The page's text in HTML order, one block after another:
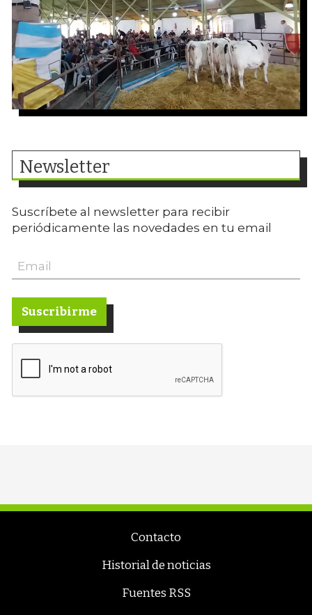
Newsletter
Suscríbete al newsletter para recibir
periódicamente las novedades en tu email
Suscribirme
Contacto
Historial de noticias
Fuentes RSS